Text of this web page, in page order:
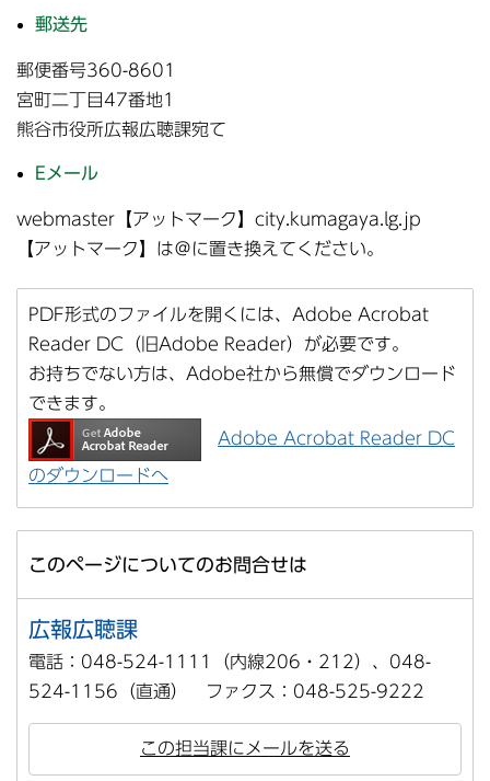
郵送先
郵便番号360-8601
宮町二丁目47番地1
熊谷市役所広報広聴課宛て
Eメール
webmaster【アットマーク】city.kumagaya.lg.jp
【アットマーク】は＠に置き換えてください。
PDF形式のファイルを開くには、Adobe Acrobat
Reader DC（旧Adobe Reader）が必要です。
お持ちでない方は、Adobe社から無償でダウンロード
できます。
Adobe Acrobat Reader DC
のダウンロードへ
このページについてのお問合せは
広報広聴課
電話：048-524-1111（内線206・212）、048-
524-1156（直通） ファクス：048-525-9222
この担当課にメールを送る